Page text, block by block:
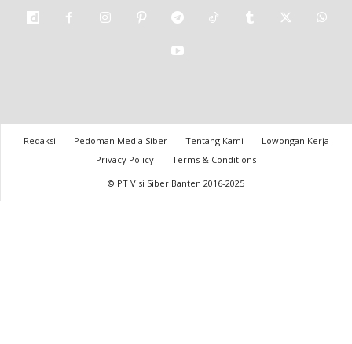
Redaksi Pedoman Media Siber Tentang Kami
Lowongan Kerja
Privacy Policy
Terms & Conditions
© PT Visi Siber Banten 2016-2025